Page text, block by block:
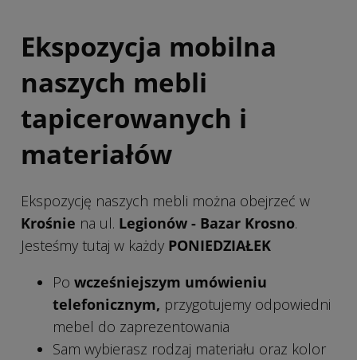
Ekspozycja mobilna
naszych mebli
tapicerowanych i
materiałów
Ekspozycję naszych mebli można obejrzeć w
Krośnie na ul. Legionów - Bazar Krosno.
Jesteśmy tutaj w każdy PONIEDZIAŁEK
Po wcześniejszym umówieniu
telefonicznym, przygotujemy odpowiedni
mebel do zaprezentowania
Sam wybierasz rodzaj materiału oraz kolor